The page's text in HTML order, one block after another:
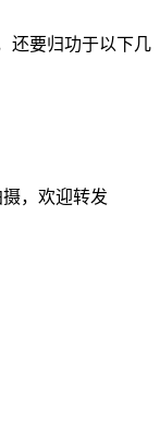
还要归功于以下几
，欢迎转发